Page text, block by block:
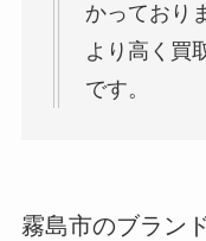
かっており
より高く買
です。
霧島市のブラン